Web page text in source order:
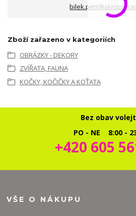
Zboží zařazeno v kategoriích
OBRÁZKY - DEKORY
ZVÍŘATA, FAUNA
KOČKY, KOČIČKY A KOŤATA
Bez obav
PO - NE 8:00 -
+420 605
VŠE O NÁKUPU